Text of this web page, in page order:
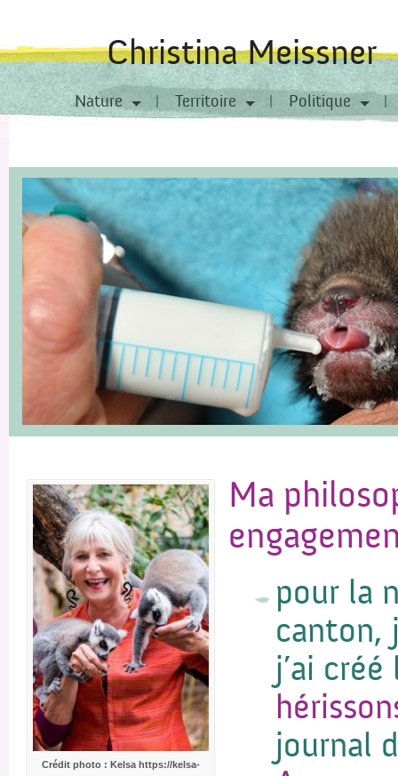
Christina Meissner
Nature Territoire Politique
Crédit photo : Kelsa https://kelsa-
Ma
pour la
canton,
j’ai
journal